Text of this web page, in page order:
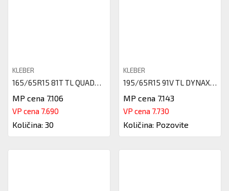
KLEBER
165/65R15 81T TL QUADRAXER 3 K
MP cena 7.106
VP cena 7.690
Količina: 30
KLEBER
195/65R15 91V TL DYNAXER HP4 K
MP cena 7.143
VP cena 7.730
Količina: Pozovite